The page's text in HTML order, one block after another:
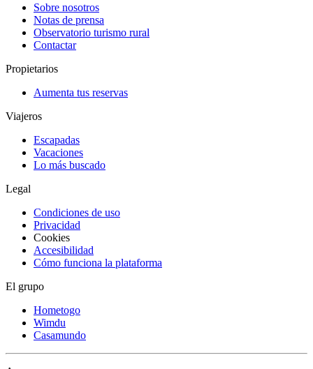
Sobre nosotros
Notas de prensa
Observatorio turismo rural
Contactar
Propietarios
Aumenta tus reservas
Viajeros
Escapadas
Vacaciones
Lo más buscado
Legal
Condiciones de uso
Privacidad
Cookies
Accesibilidad
Cómo funciona la plataforma
El grupo
Hometogo
Wimdu
Casamundo